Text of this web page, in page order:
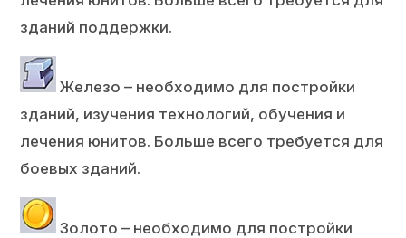
зданий поддержки.
Железо – необходимо для постройки
зданий, изучения технологий, обучения и
лечения юнитов. Больше всего требуется для
боевых зданий.
Золото – необходимо для постройки